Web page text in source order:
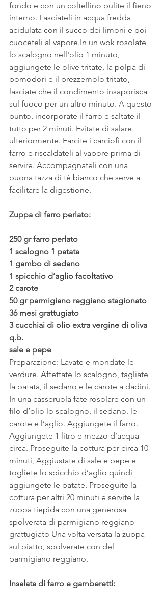
fondo e con un coltellino pulite il fieno
interno. Lasciateli in acqua fredda
acidulata con il succo dei limoni e poi
cuoceteli al vapore.In un wok rosolate
lo scalogno nell'olio 1 minuto,
aggiungete le olive tritate, la polpa di
pomodori e il prezzemolo tritato,
lasciate che il condimento insaporisca
sul fuoco per un altro minuto. A questo
punto, incorporate il farro e saltate il
tutto per 2 minuti. Evitate di salare
ulteriormente. Farcite i carciofi con il
farro e riscaldateli al vapore prima di
servire. Accompagnateli con una
buona tazza di tè bianco che serve a
facilitare la digestione.
Zuppa di farro perlato:
250 gr farro perlato
1 scalogno 1 patata
1 gambo di sedano
1 spicchio d’aglio facoltativo
2 carote
50 gr parmigiano reggiano stagionato
36 mesi grattugiato
3 cucchiai di olio extra vergine di oliva
q.b.
sale e pepe
Preparazione: Lavate e mondate le
verdure. Affettate lo scalogno, tagliate
la patata, il sedano e le carote a dadini.
In una casseruola fate rosolare con un
filo d’olio lo scalogno, il sedano. le
carote e l’aglio. Aggiungete il farro.
Aggiungete 1 litro e mezzo d’acqua
circa. Proseguite la cottura per circa 10
minuti, Aggiustate di sale e pepe e
togliete lo spicchio d’aglio quindi
aggiungete le patate. Proseguite la
cottura per altri 20 minuti e servite la
zuppa tiepida con una generosa
spolverata di parmigiano reggiano
grattugiato Una volta versata la zuppa
sul piatto, spolverate con del
parmigiano reggiano.
Insalata di farro e gamberetti: